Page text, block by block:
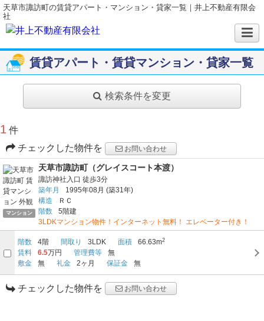
天草市諏訪町の賃貸アパート・マンション・貸家一覧｜井上不動産有限会
社
賃貸アパート・賃貸マンション・貸家一覧
検索条件を変更
1 件
チェックした物件を
お問い合わせ
マンション
天草市諏訪町（グレイスコート本渡）
諏訪神社入口 徒歩3分
築年月
1995年08月 (築31年)
構造
ＲＣ
階数
5階建
3LDKマンション物件！インターネット無料！ エレベーター付き！
階数 4階 間取り 3LDK 面積 66.63m2
賃料 6.5万円 管理費等
無
敷金
無 礼金 2ヶ月 保証金 無
チェックした物件を お問い合わせ